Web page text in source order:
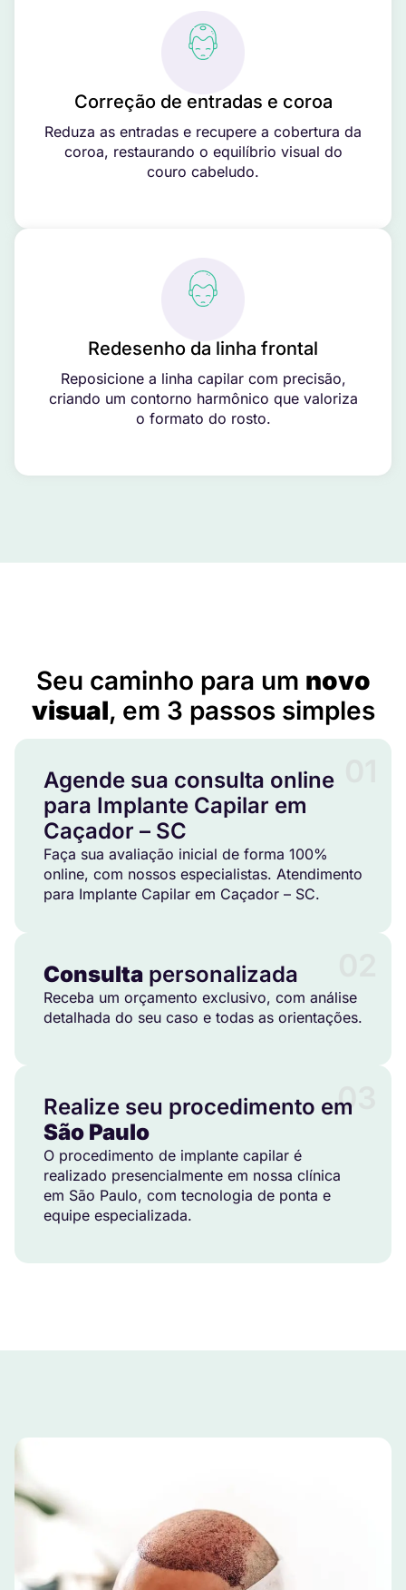
Correção de entradas e coroa
Reduza as entradas e recupere a cobertura da
coroa, restaurando o equilíbrio visual do
couro cabeludo.
Redesenho da linha frontal
Reposicione a linha capilar com precisão,
criando um contorno harmônico que valoriza
o formato do rosto.
Seu caminho para um novo
visual, em 3 passos simples
Agende sua consulta online
para Implante Capilar em
Caçador – SC
Faça sua avaliação inicial de forma 100%
online, com nossos especialistas. Atendimento
para Implante Capilar em Caçador – SC.
Consulta personalizada
Receba um orçamento exclusivo, com análise
detalhada do seu caso e todas as orientações.
03
Realize seu procedimento em
São Paulo
O procedimento de implante capilar é
realizado presencialmente em nossa clínica
em São Paulo, com tecnologia de ponta e
equipe especializada.